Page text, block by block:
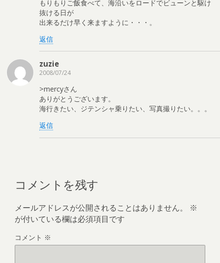
もりもりご飯食べて、海沿いをロードでビューンと駆け
抜ける日が
出来るだけ早く来ますように・・・。
返信
zuzie
2008/07/24
>mercyさん
ありがとうございます。
海行きたい、ジテンシャ乗りたい、写真撮りたい。。。
返信
コメントを残す
メールアドレスが公開されることはありません。
※
が付いている欄は必須項目です
コメント ※